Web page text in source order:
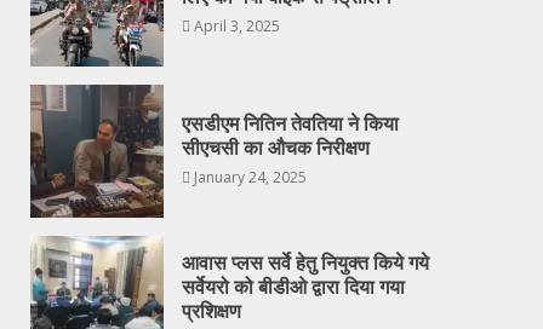
April 3, 2025
एसडीएम नितिन तेवतिया ने किया
सीएचसी का औचक निरीक्षण
January 24, 2025
आवास प्लस सर्वे हेतु नियुक्त किये गये
सर्वेयरो को बीडीओ द्वारा दिया गया
प्रशिक्षण